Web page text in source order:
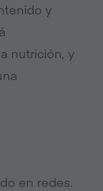
y
nutrición, y
en redes.